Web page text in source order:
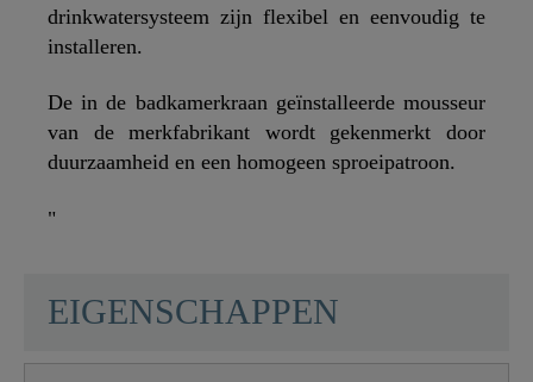
drinkwatersysteem zijn flexibel en eenvoudig te
installeren.
De in de badkamerkraan geïnstalleerde mousseur
van de merkfabrikant wordt gekenmerkt door
duurzaamheid en een homogeen sproeipatroon.
"
EIGENSCHAPPEN